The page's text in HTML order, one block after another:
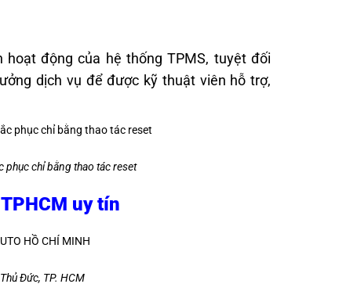
động của hệ thống TPMS, tuyệt đối
dịch vụ để được kỹ thuật viên hỗ trợ,
chỉ bằng thao tác reset
uy tín
Đức, TP. HCM